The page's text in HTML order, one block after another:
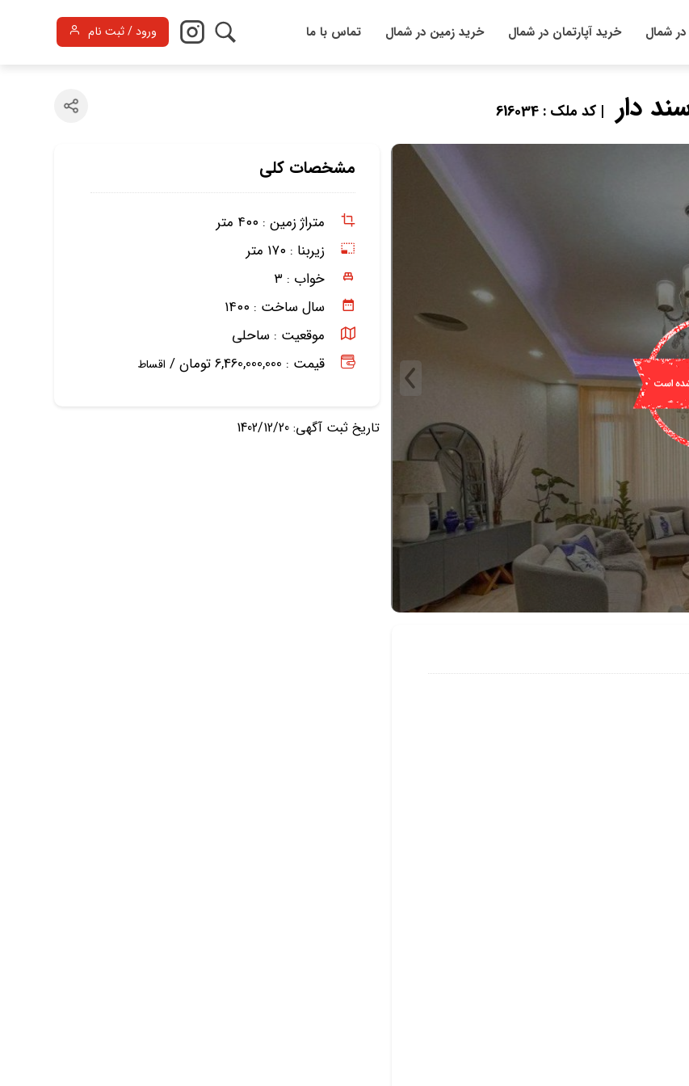
در شمال خرید آپارتمان در شمال خرید زمین در شمال تماس با ما ورود / ثبت نام
| کد ملک : 616034
مشخصات کلی
متراژ زمین : ۴۰۰ متر
زیربنا : ۱۷۰ متر
خواب : ۳
سال ساخت : ۱۴۰۰
موقعیت : ساحلی
قیمت : 6,460,000,000 تومان /
اقساط
تاریخ ثبت آگهی: 1402/12/20